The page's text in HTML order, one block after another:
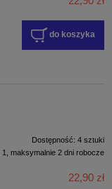
do koszyka
Dostępność: 4 sztuki
1, maksymalnie 2 dni robocze
22,90 zł